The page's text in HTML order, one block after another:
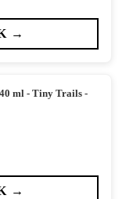
→
ml - Tiny Trails -
→